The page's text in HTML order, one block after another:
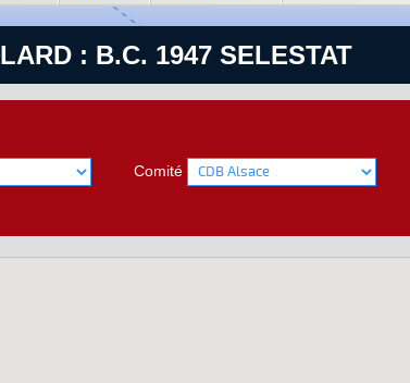
: B.C. 1947 SELESTAT
Comité